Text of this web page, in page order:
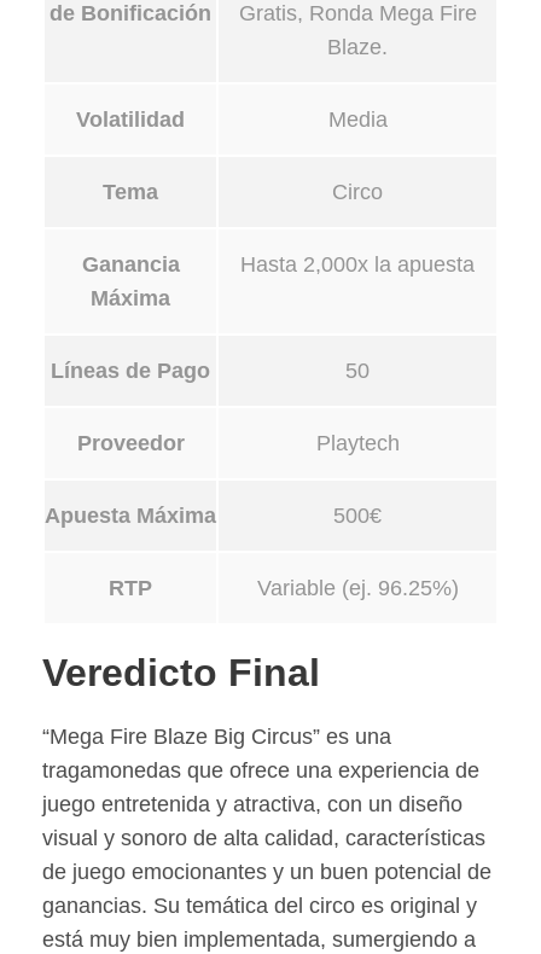
de Bonificación
Gratis, Ronda Mega Fire
Blaze.
Volatilidad Media
Tema Circo
Ganancia
Máxima
Hasta 2,000x la apuesta
Líneas de Pago 50
Proveedor Playtech
Apuesta Máxima 500€
RTP Variable (ej. 96.25%)
Veredicto Final
“Mega Fire Blaze Big Circus” es una
tragamonedas que ofrece una experiencia de
juego entretenida y atractiva, con un diseño
visual y sonoro de alta calidad, características
de juego emocionantes y un buen potencial de
ganancias. Su temática del circo es original y
está muy bien implementada, sumergiendo a